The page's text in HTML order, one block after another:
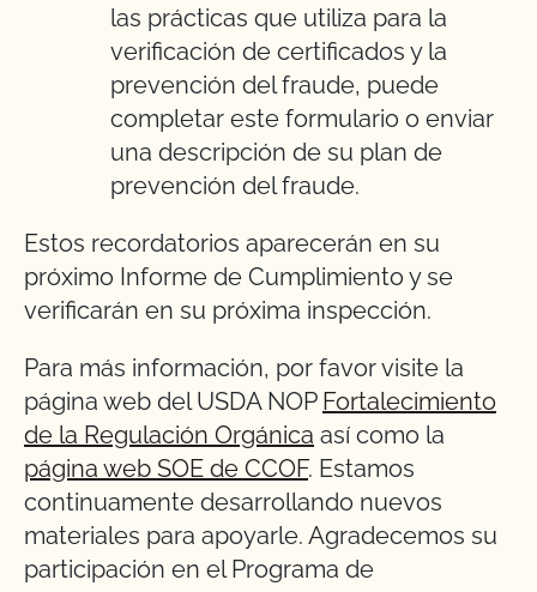
las prácticas que utiliza para la
verificación de certificados y la
prevención del fraude, puede
completar este formulario o enviar
una descripción de su plan de
prevención del fraude.
Estos recordatorios aparecerán en su
próximo Informe de Cumplimiento y se
verificarán en su próxima inspección.
Para más información, por favor visite la
página web del USDA NOP Fortalecimiento
de la Regulación Orgánica así como la
página web SOE de CCOF. Estamos
continuamente desarrollando nuevos
materiales para apoyarle. Agradecemos su
participación en el Programa de